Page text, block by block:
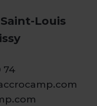
Louis
74